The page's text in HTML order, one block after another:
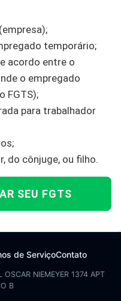
temporário;
acordo entre o
o empregado
FGTS);
para trabalhador
do cônjuge, ou filho.
SEU FGTS
de ServiçoContato
NIEMEYER 1374 APT
B